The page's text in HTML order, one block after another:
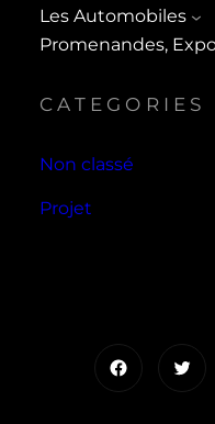
Les Automobiles
Promenandes,
CATEGORIES
Non classé
Projet
Facebook